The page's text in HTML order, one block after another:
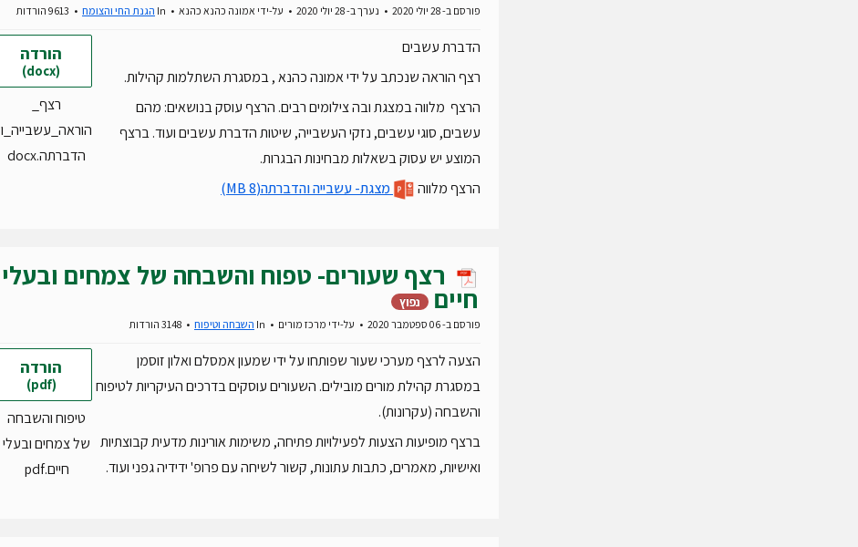
פורסם ב- 28 יולי 2020 נערך ב- 28 יולי 2020 על-ידי אמונה כהנא כהנא הגנת החי והצומח
הורדה
(docx)
רצף_
הוראה_עשבייה_ו
הדברתה.docx
הדברת עשבים
רצף הוראה שנכתב על ידי אמונה כהנא , במסגרת השתלמות קהילות.
הרצף מלווה במצגת ובה צילומים רבים. הרצף עוסק בנושאים: מהם
עשבים, סוגי עשבים, נזקי העשבייה, שיטות הדברת עשבים ועוד. ברצף
המוצע יש עסוק בשאלות מבחינות הבגרות.
הרצף מלווה
מצגת- עשבייה והדברתה(8 MB)
רצף שעורים- טפוח והשבחה של צמחים ובעלי
חיים נפוץ
פורסם ב- 06 ספטמבר 2020 על-ידי מרכז מורים השבחה וטיפוח 3148 הורדות
הורדה
(pdf)
טיפוח והשבחה
של צמחים ובעלי
חיים.pdf
הצעה לרצף מערכי שעור שפותחו על ידי שמעון אמסלם ואלון זוסמן
במסגרת קהילת מורים מובילים. השעורים עוסקים בדרכים העיקריות לטיפוח
והשבחה (עקרונות).
ברצף מופיעות הצעות לפעילויות פתיחה, משימות אורינות מדעית קבוצתיות
ואישיות, מאמרים, כתבות עתונות, קשור לשיחה עם פרופ' ידידיה גפני ועוד.